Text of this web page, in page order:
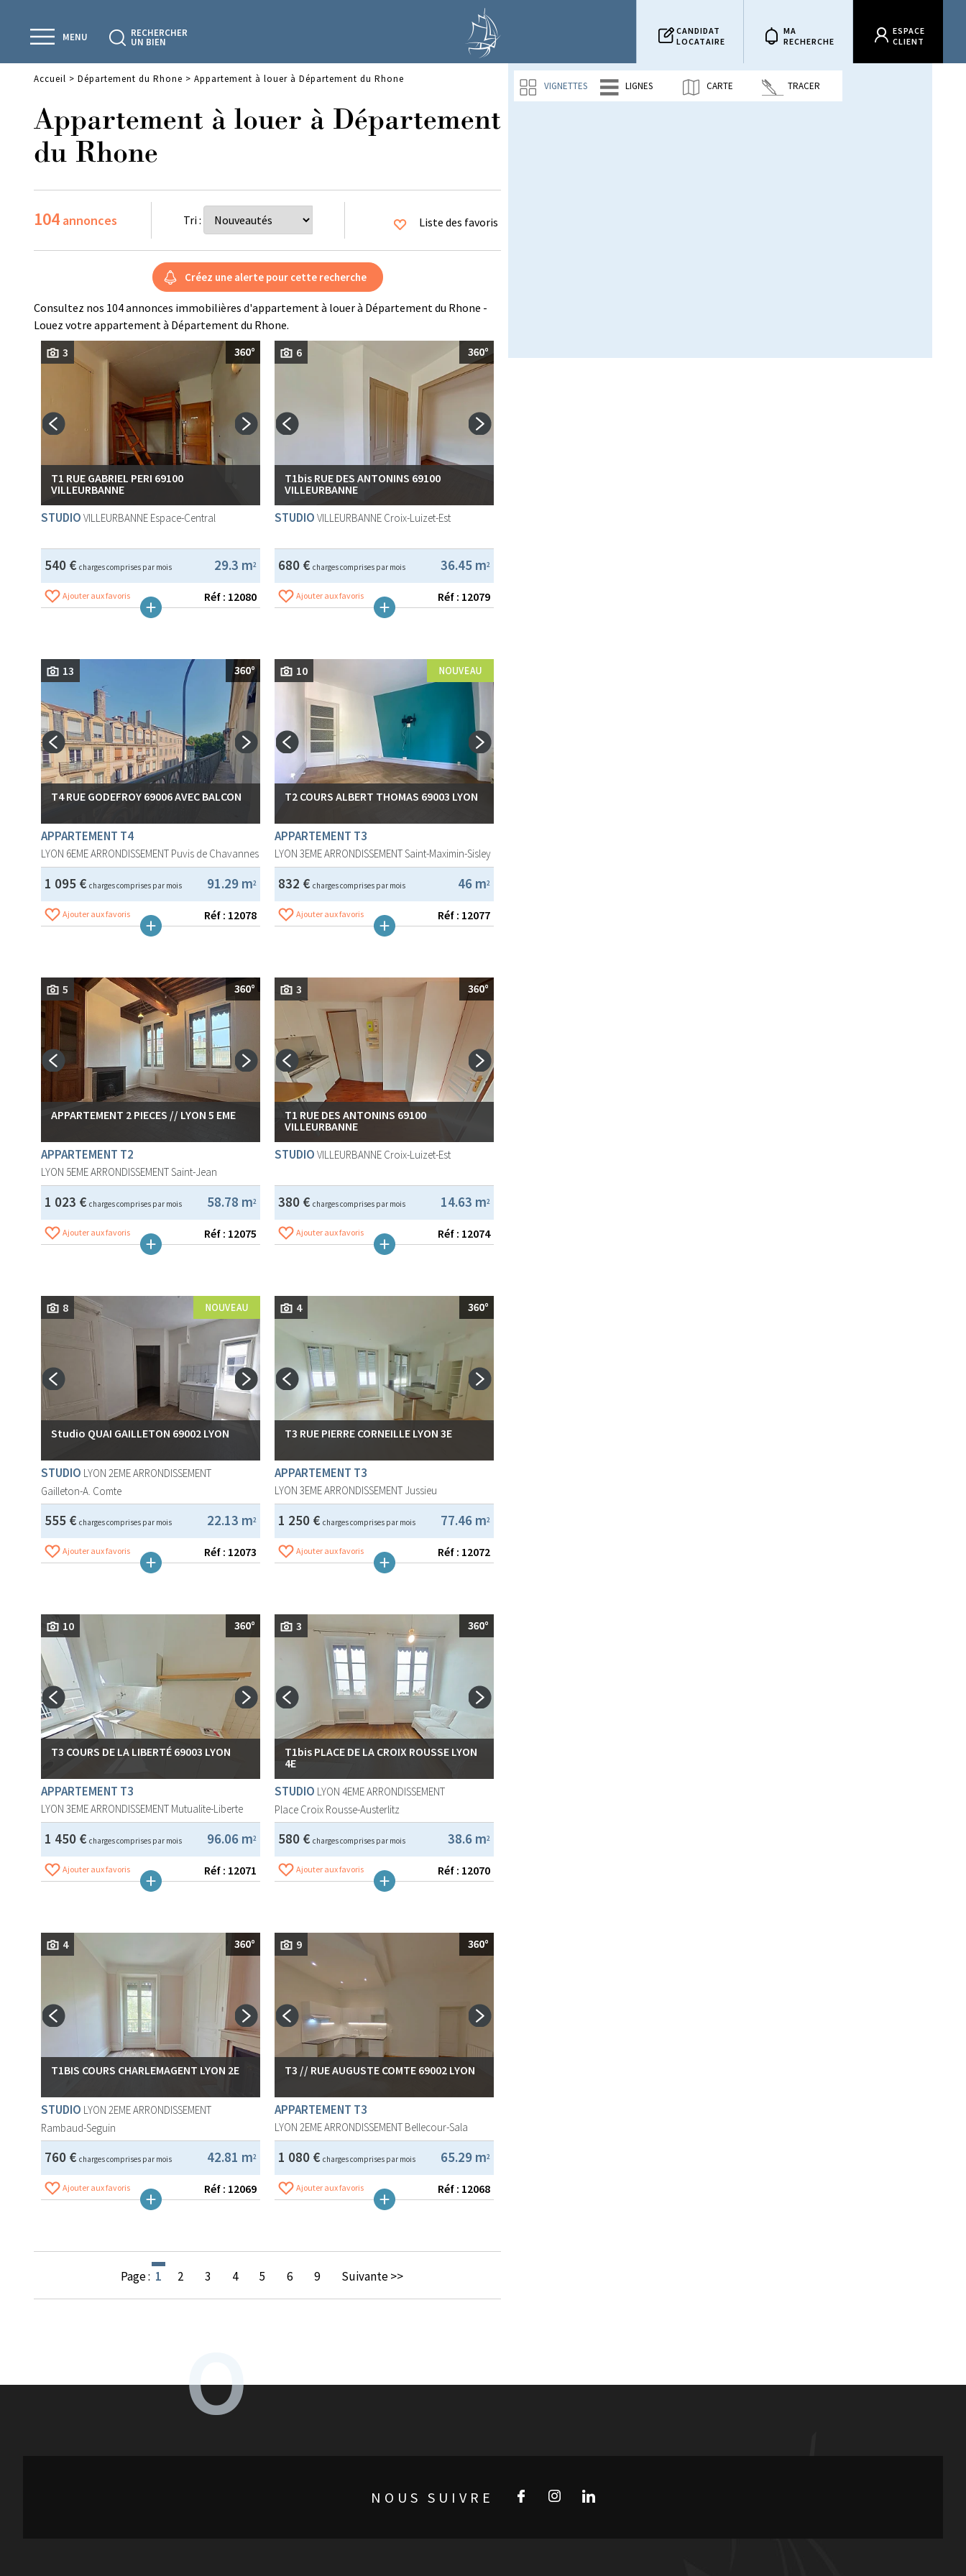
CANDIDAT
LOCATAIRE
MA
RECHERCHE
ESPACE
CLIENT
RECHERCHER
UN BIEN
MENU
VIGNETTES LIGNES CARTE TRACER
Accueil > Département du Rhone > Appartement à louer à Département du Rhone
Appartement à louer à Département
du Rhone
104 annonces Tri : Liste des favoris
Consultez nos 104 annonces immobilières d'appartement à louer à Département du Rhone -
Louez votre appartement à Département du Rhone.
3
T1 RUE GABRIEL PERI 69100
VILLEURBANNE
STUDIO VILLEURBANNE Espace-Central
29.3 m2
540 € charges comprises par mois
Ajouter aux favoris Réf : 12080
6
T1bis RUE DES ANTONINS 69100
VILLEURBANNE
STUDIO VILLEURBANNE Croix-Luizet-Est
36.45 m2
680 € charges comprises par mois
Ajouter aux favoris Réf : 12079
13
T4 RUE GODEFROY 69006 AVEC BALCON
APPARTEMENT T4
LYON 6EME ARRONDISSEMENT Puvis de Chavannes
91.29 m2
1 095 € charges comprises par mois
Ajouter aux favoris Réf : 12078
10
T2 COURS ALBERT THOMAS 69003 LYON
APPARTEMENT T3
LYON 3EME ARRONDISSEMENTSaint-Maximin-Sisley
46 m2
832 € charges comprises par mois
Ajouter aux favoris Réf : 12077
5
APPARTEMENT 2 PIECES // LYON 5 EME
APPARTEMENT T2
LYON 5EME ARRONDISSEMENTSaint-Jean
58.78 m2
1 023 € charges comprises par mois
Ajouter aux favoris Réf : 12075
3
T1 RUE DES ANTONINS 69100
VILLEURBANNE
STUDIO VILLEURBANNE Croix-Luizet-Est
14.63 m2
380 € charges comprises par mois
Ajouter aux favoris Réf : 12074
8
Studio QUAI GAILLETON 69002 LYON
STUDIO LYON 2EME ARRONDISSEMENT
Gailleton-A. Comte
22.13 m2
555 € charges comprises par mois
Ajouter aux favoris Réf : 12073
4
T3 RUE PIERRE CORNEILLE LYON 3E
APPARTEMENT T3
LYON 3EME ARRONDISSEMENT Jussieu
77.46 m2
1 250 € charges comprises par mois
Ajouter aux favoris Réf : 12072
10
T3 COURS DE LA LIBERTÉ 69003 LYON
APPARTEMENT T3
LYON 3EME ARRONDISSEMENT Mutualite-Liberte
96.06 m2
1 450 € charges comprises par mois
Ajouter aux favoris Réf : 12071
3
T1bis PLACE DE LA CROIX ROUSSE LYON
4E
STUDIO LYON 4EME ARRONDISSEMENT
Place Croix Rousse-Austerlitz
38.6 m2
580 € charges comprises par mois
Ajouter aux favoris Réf : 12070
4
T1BIS COURS CHARLEMAGENT LYON 2E
STUDIO LYON 2EME ARRONDISSEMENT
Rambaud-Seguin
42.81 m2
760 € charges comprises par mois
Ajouter aux favoris Réf : 12069
9
T3 // RUE AUGUSTE COMTE 69002 LYON
APPARTEMENT T3
LYON 2EME ARRONDISSEMENT Bellecour-Sala
65.29 m2
1 080 € charges comprises par mois
Ajouter aux favoris Réf : 12068
Page : 1 2 3 4 5 6 9 Suivante >>
NOUS SUIVRE